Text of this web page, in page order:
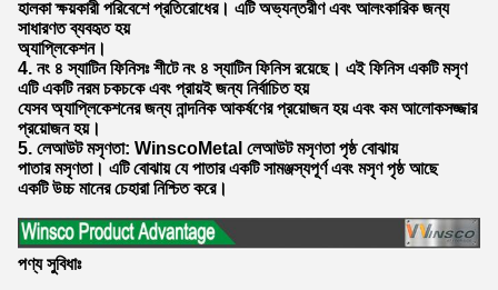
হালকা ক্ষয়কারী পরিবেশে প্রতিরোধের। এটি অভ্যন্তরীণ এবং আলংকারিক জন্য
সাধারণত ব্যবহৃত হয়
অ্যাপ্লিকেশন।
4. নং ৪ স্যাটিন ফিনিসঃ শীটে নং ৪ স্যাটিন ফিনিস রয়েছে। এই ফিনিস একটি মসৃণ
এটি একটি নরম চকচকে এবং প্রায়ই জন্য নির্বাচিত হয়
যেসব অ্যাপ্লিকেশনের জন্য নান্দনিক আকর্ষণের প্রয়োজন হয় এবং কম আলোকসজ্জার
প্রয়োজন হয়।
5. লেআউট মসৃণতা: WinscoMetal লেআউট মসৃণতা পৃষ্ঠ বোঝায়
পাতার মসৃণতা। এটি বোঝায় যে পাতার একটি সামঞ্জস্যপূর্ণ এবং মসৃণ পৃষ্ঠ আছে
একটি উচ্চ মানের চেহারা নিশ্চিত করে।
পণ্য সুবিধাঃ